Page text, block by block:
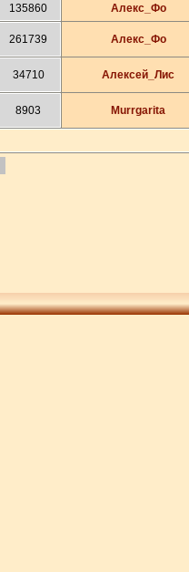
135860 Алекс_Фо
261739 Алекс_Фо
34710 Алексей_Лис
8903 Murrgarita